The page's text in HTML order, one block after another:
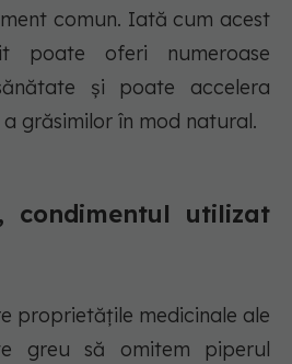
comun. Iată cum acest
poate oferi numeroase
și poate accelera
grăsimilor în mod natural.
condimentul utilizat
proprietățile medicinale ale
greu să omitem piperul